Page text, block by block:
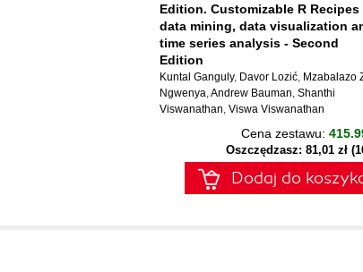
Edition. Customizable R Recipes
data mining, data visualization
time series analysis - Second
Edition
Kuntal Ganguly, Davor Lozić, Mzabalazo
Ngwenya,Andrew Bauman, Shanthi
Viswanathan, Viswa Viswanathan
Cena zestawu:
Oszczędzasz: 81,01 zł
Dodaj do